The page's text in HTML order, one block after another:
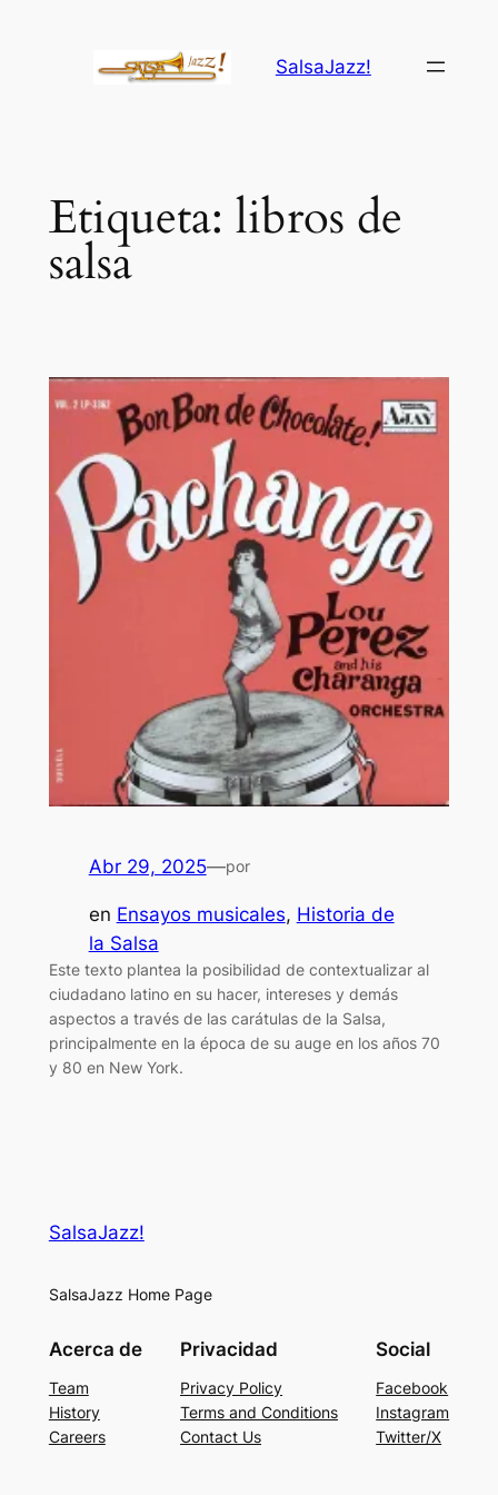
SalsaJazz!
Etiqueta: libros de
salsa
Abr 29, 2025—por
en Ensayos musicales, Historia de
la Salsa
Este texto plantea la posibilidad de contextualizar al
ciudadano latino en su hacer, intereses y demás
aspectos a través de las carátulas de la Salsa,
principalmente en la época de su auge en los años 70
y 80 en New York.
SalsaJazz!
SalsaJazz Home Page
Acerca de
Team
History
Careers
Privacidad
Privacy Policy
Terms and Conditions
Contact Us
Social
Facebook
Instagram
Twitter/X